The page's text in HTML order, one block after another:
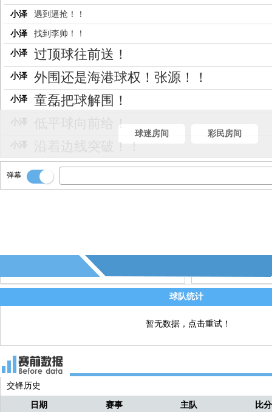
小泽 遇到逼抢！！
小泽 找到李帅！！
小泽 过顶球往前送！
小泽 外围还是海港球权！张源！！
小泽 童磊把球解围！
小泽 低平球向前给！
小泽 沿着边线突破！！
岳鑫得球！
小泽 把球分到左边路！
球迷房间 彩民房间
弹幕
球队统计
暂无数据，点击重试！
交锋历史
日期 赛事 主队 比分